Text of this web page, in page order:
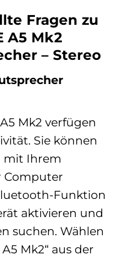
Fragen zu
A5 Mk2
– Stereo
Mk2 verfügen
Sie können
mit Ihrem
Computer
Funktion
aktivieren und
suchen. Wählen
Mk2“ aus der